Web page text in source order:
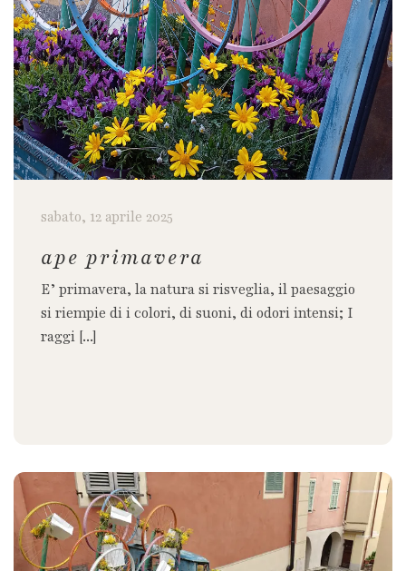
sabato, 12 aprile 2025
ape primavera
E’ primavera, la natura si risveglia, il paesaggio
si riempie di i colori, di suoni, di odori intensi; I
raggi [...]